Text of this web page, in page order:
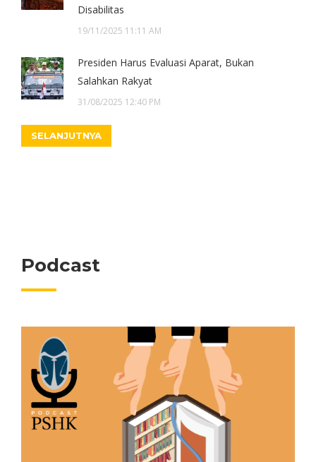
Disabilitas
19/11/2025 11:11 AM
Presiden Harus Evaluasi Aparat, Bukan
Salahkan Rakyat
31/08/2025 12:40 PM
SELANJUTNYA
Podcast
16/10/2020 4:17 PM
Podcast Episode 6: Pendekatan